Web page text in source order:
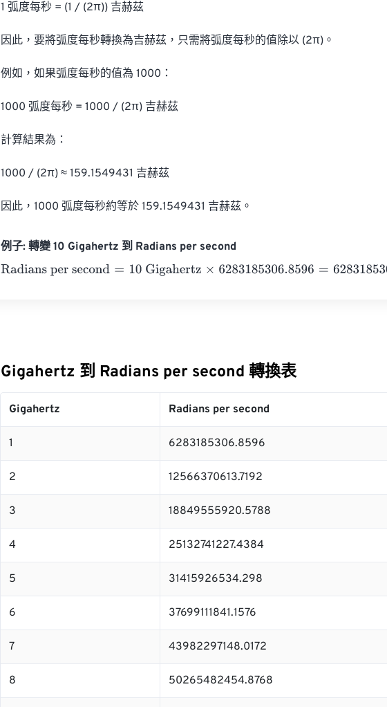
1 弧度每秒 = (1 / (2π)) 吉赫茲
因此，要將弧度每秒轉換為吉赫茲，只需將弧度每秒的值除以 (2π)。
例如，如果弧度每秒的值為 1000：
1000 弧度每秒 = 1000 / (2π) 吉赫茲
計算結果為：
1000 / (2π) ≈ 159.1549431 吉赫茲
因此，1000 弧度每秒約等於 159.1549431 吉赫茲。
例子: 轉變 10 Gigahertz 到 Radians per second
Radians per second=10 Gigahertz×6283185306.8596=62831853068.596
Gigahertz 到 Radians per second 轉換表
Gigahertz Radians per second
1 6283185306.8596
2 12566370613.7192
3 18849555920.5788
4 25132741227.4384
5 31415926534.298
6 37699111841.1576
7 43982297148.0172
8 50265482454.8768